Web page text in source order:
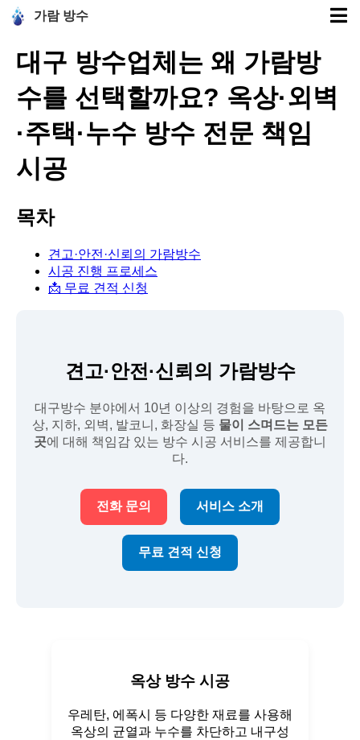
가람 방수
대구 방수업체는 왜 가람방
수를 선택할까요? 옥상·외벽
·주택·누수 방수 전문 책임
시공
목차
견고·안전·신뢰의 가람방수
시공 진행 프로세스
📩 무료 견적 신청
견고·안전·신뢰의 가람방수
대구방수 분야에서 10년 이상의 경험을 바탕으로 옥
상, 지하, 외벽, 발코니, 화장실 등 물이 스며드는 모든
곳에 대해 책임감 있는 방수 시공 서비스를 제공합니
다.
전화 문의 서비스 소개
무료 견적 신청
옥상 방수 시공
우레탄, 에폭시 등 다양한 재료를 사용해
옥상의 균열과 누수를 차단하고 내구성